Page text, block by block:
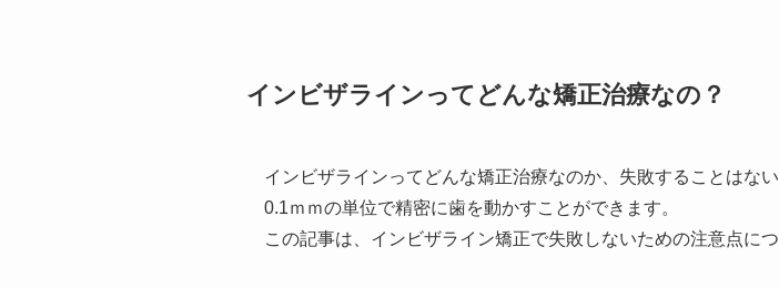
インビザラインってどんな矯正治療なの？
インビザラインってどんな矯正治療なのか、失敗することはな
0.1ｍｍの単位で精密に歯を動かすことができます。
この記事は、インビザライン矯正で失敗しないための注意点に